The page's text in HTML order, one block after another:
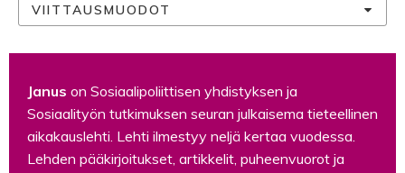
VIITTAUSMUODOT
Janus on Sosiaalipoliittisen yhdistyksen ja
Sosiaalityön tutkimuksen seuran julkaisema tieteellinen
aikakauslehti. Lehti ilmestyy neljä kertaa vuodessa.
Lehden pääkirjoitukset, artikkelit, puheenvuorot ja